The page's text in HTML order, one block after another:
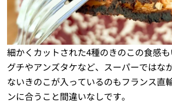
細かくカットされた4種のきのこの食感
グチやアンズタケなど、スーパーではな
ないきのこが入っているのもフランス
ンに合うこと間違いなしです。